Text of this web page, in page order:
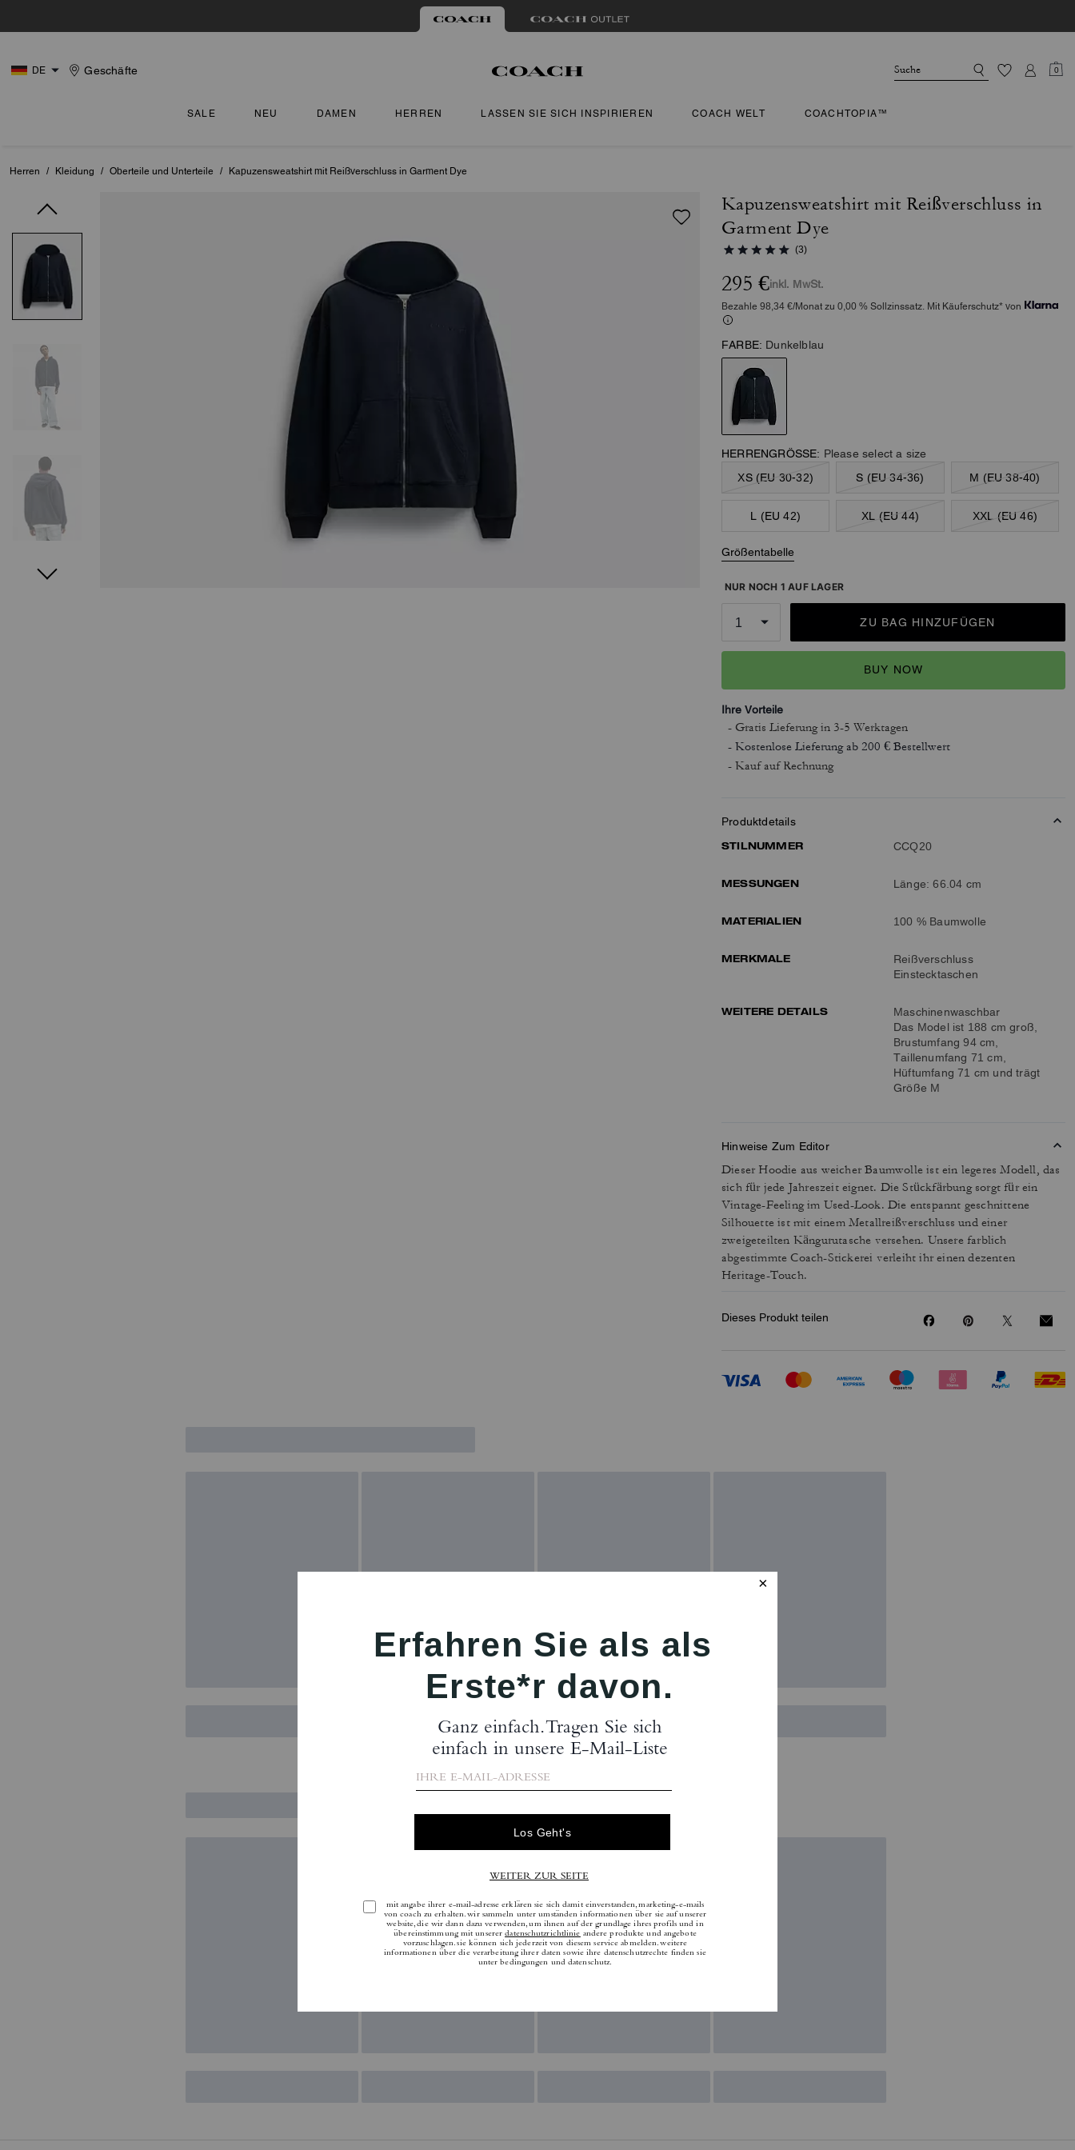
DE Geschäfte 0
SALE NEU DAMEN HERREN LASSEN SIE SICH INSPIRIEREN COACH WELT COACHTOPIA™
Herren / Kleidung / Oberteile und Unterteile / Kapuzensweatshirt mit Reißverschluss in Garment Dye
Kapuzensweatshirt mit Reißverschluss in
Garment Dye
(3)
295 €inkl. MwSt.
Bezahle 98,34 €/Monat zu 0,00 % Sollzinssatz. Mit Käuferschutz* von
FARBE: Dunkelblau
HERRENGRÖSSE:
Please select a size
XS (EU 30-32)
S (EU 34-36) M (EU 38-40)
L (EU 42) XL (EU 44) XXL (EU 46)
Größentabelle
NUR NOCH 1 AUF LAGER
ZU BAG HINZUFÜGEN
BUY NOW
Ihre Vorteile
- Gratis Lieferungin 3-5 Werktagen
- Kostenlose Lieferung ab 200 € Bestellwert
- Kauf auf Rechnung
Produktdetails
STILNUMMER
CCQ20
MESSUNGEN Länge: 66.04 cm
MATERIALIEN 100 % Baumwolle
MERKMALE
Reißverschluss
Einstecktaschen
WEITERE DETAILS
Maschinenwaschbar
Das Model ist 188 cm groß,
Brustumfang 94 cm,
Taillenumfang 71 cm,
Hüftumfang 71 cm und trägt
Größe M
Hinweise Zum Editor
Dieser Hoodie aus weicher Baumwolle ist ein legeres Modell, das
sich für jede Jahreszeit eignet. Die Stückfärbung sorgt für ein
Vintage-Feeling im Used-Look. Die entspannt geschnittene
Silhouette ist mit einem Metallreißverschluss und einer
zweigeteilten Kängurutasche versehen. Unsere farblich
abgestimmte Coach-Stickerei verleiht ihr einen dezenten
Heritage-Touch.
Dieses Produkt teilen